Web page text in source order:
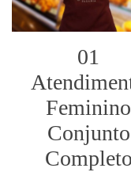
01
Feminino
Conjunto
Completo